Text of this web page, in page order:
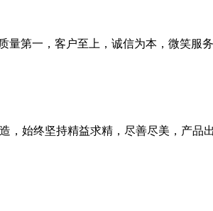
量第一，客户至上，诚信为本，微笑服
，始终坚持精益求精，尽善尽美，产品